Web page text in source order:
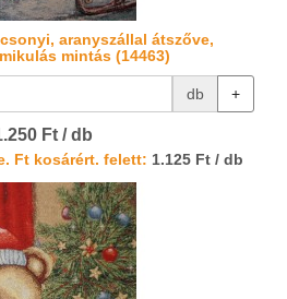
aranyszállal átszőve,
mintás (14463)
db +
Ft / db
Ft kosárért. felett: 1.125 Ft / db